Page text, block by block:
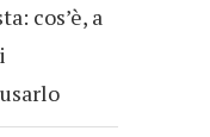
cos’è, a